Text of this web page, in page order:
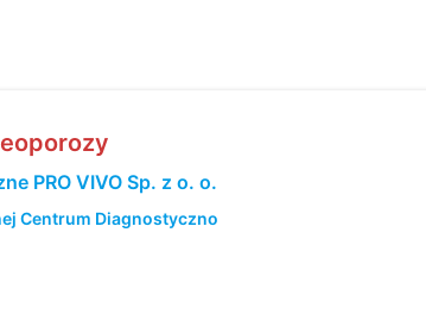
PRO VIVO Sp. z o. o.
Centrum Diagnostyczno